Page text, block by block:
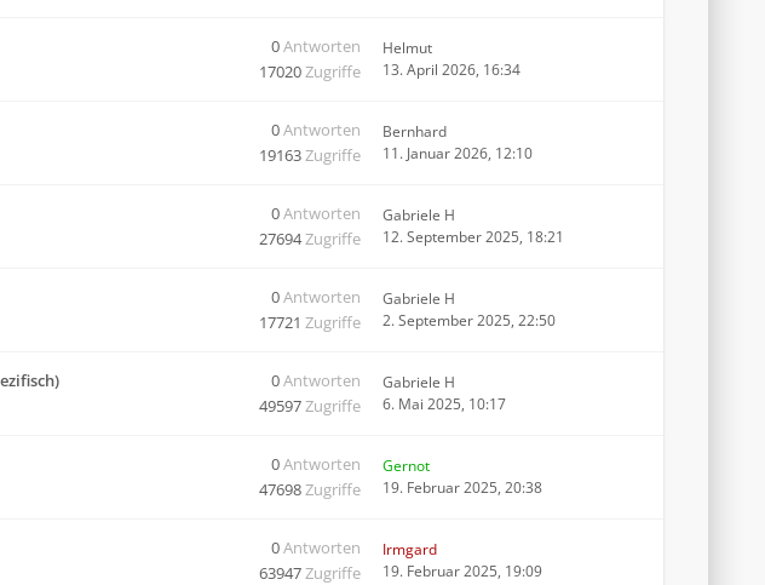
0Antworten
17020Zugriffe
Helmut
13. April 2026, 16:34
0Antworten
19163Zugriffe
Bernhard
11. Januar 2026, 12:10
0Antworten
27694Zugriffe
Gabriele H
12. September 2025, 18:21
0Antworten
17721 Zugriffe
Gabriele H
2. September 2025, 22:50
0Antworten
49597Zugriffe
Gabriele H
6. Mai 2025, 10:17
0Antworten
47698Zugriffe
Gernot
19. Februar 2025, 20:38
0Antworten
63947Zugriffe
Irmgard
19. Februar 2025, 19:09